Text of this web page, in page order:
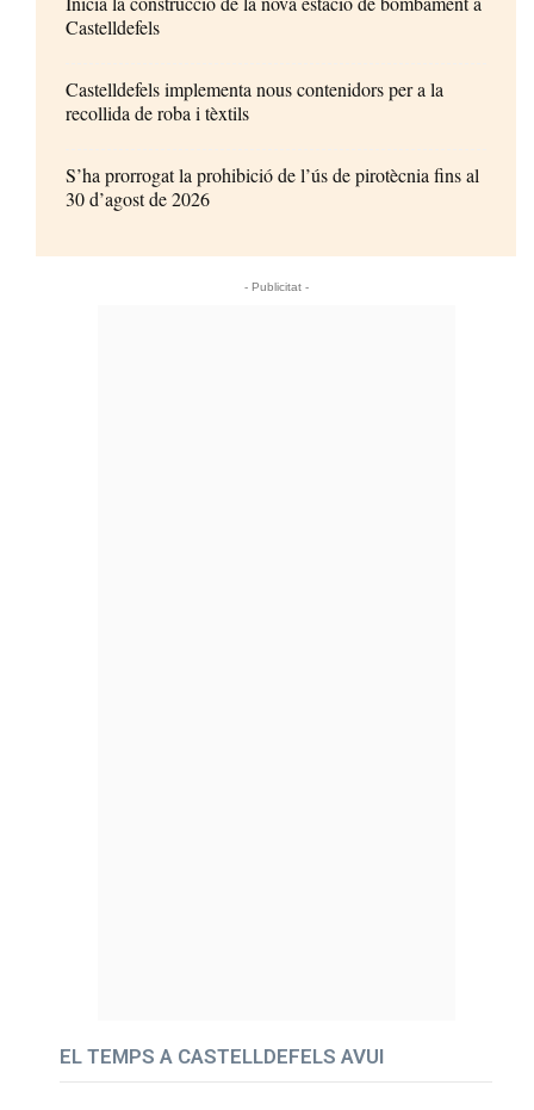
Castelldefels
Castelldefels implementa nous contenidors per a la
recollida de roba i tèxtils
S’ha prorrogat la prohibició de l’ús de pirotècnia fins al
30 d’agost de 2026
- Publicitat -
EL TEMPS A CASTELLDEFELS AVUI